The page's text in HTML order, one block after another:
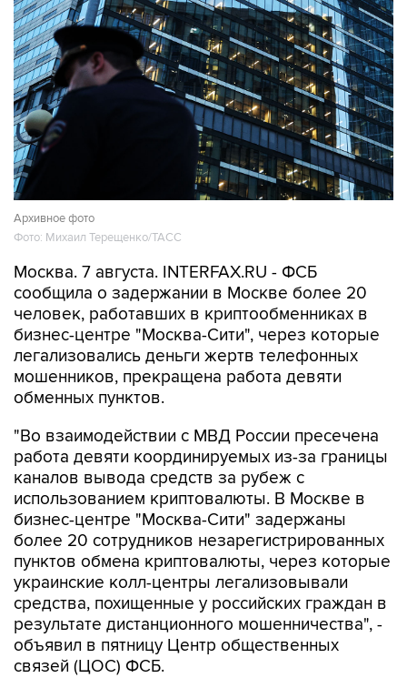
Архивное фото
Фото: Михаил Терещенко/ТАСС
Москва. 7 августа. INTERFAX.RU - ФСБ
сообщила о задержании в Москве более 20
человек, работавших в криптообменниках в
бизнес-центре "Москва-Сити", через которые
легализовались деньги жертв телефонных
мошенников, прекращена работа девяти
обменных пунктов.
"Во взаимодействии с МВД России пресечена
работа девяти координируемых из-за границы
каналов вывода средств за рубеж с
использованием криптовалюты. В Москве в
бизнес-центре "Москва-Сити" задержаны
более 20 сотрудников незарегистрированных
пунктов обмена криптовалюты, через которые
украинские колл-центры легализовывали
средства, похищенные у российских граждан в
результате дистанционного мошенничества", -
объявил в пятницу Центр общественных
связей (ЦОС) ФСБ.